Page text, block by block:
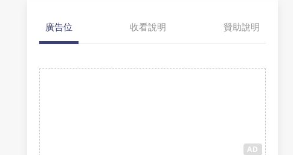
廣告位 收看說明 贊助說明
AD